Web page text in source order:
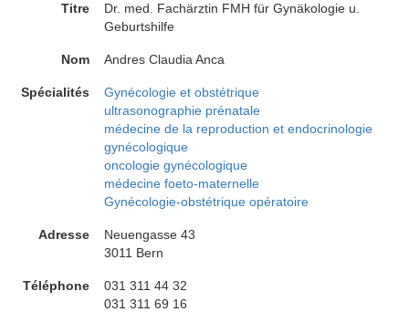
Titre
Dr. med. Fachärztin FMH für Gynäkologie u.
Geburtshilfe
Nom Andres Claudia Anca
Spécialités
Gynécologie et obstétrique
ultrasonographie prénatale
médecine de la reproduction et endocrinologie
gynécologique
oncologie gynécologique
médecine foeto-maternelle
Gynécologie-obstétrique opératoire
Adresse
Neuengasse 43
3011 Bern
Téléphone
031 311 44 32
031 311 69 16